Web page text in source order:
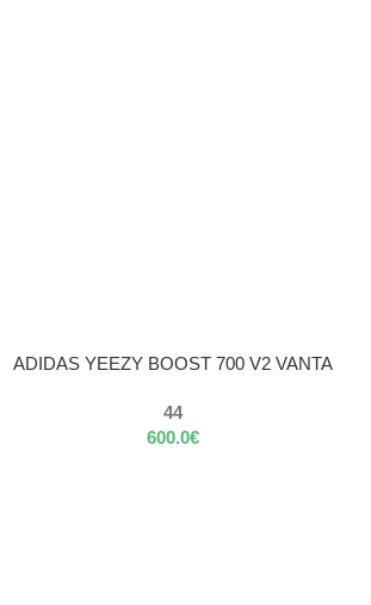
VÝBER MOŽNOSTÍ
ADIDAS YEEZY BOOST 700 V2 VANTA
44
600.0€